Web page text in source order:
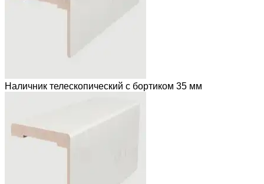
Наличник телескопический с бортиком 35 мм